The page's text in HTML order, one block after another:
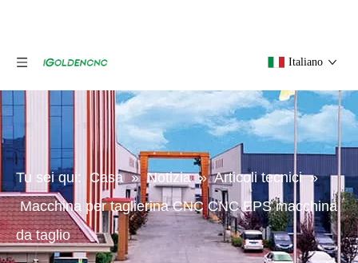
Italiano
Tu sei qui: Casa » Notizia » Articoli tecnici »
Macchina per taglierina CNC CNC EPS macchina
da taglio